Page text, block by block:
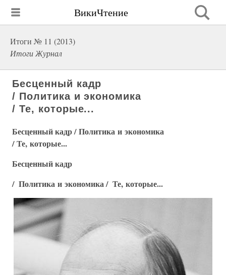
ВикиЧтение
Итоги № 11 (2013)
Итоги Журнал
Бесценный кадр
/ Политика и экономика
/ Те, которые...
Бесценный кадр / Политика и экономика
/ Те, которые...
Бесценный кадр
/ Политика и экономика/ Те, которые...